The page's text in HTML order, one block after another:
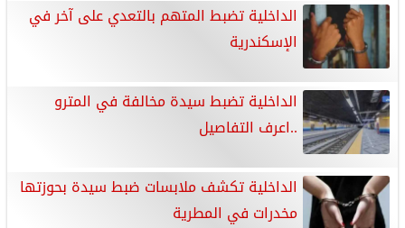
الداخلية تضبط المتهم بالتعدي على آخر في
الإسكندرية
الداخلية تضبط سيدة مخالفة في المترو
..اعرف التفاصيل
الداخلية تكشف ملابسات ضبط سيدة بحوزتها
مخدرات في المطرية